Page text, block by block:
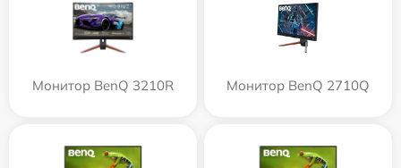
Монитор BenQ 3210R Монитор BenQ 2710Q